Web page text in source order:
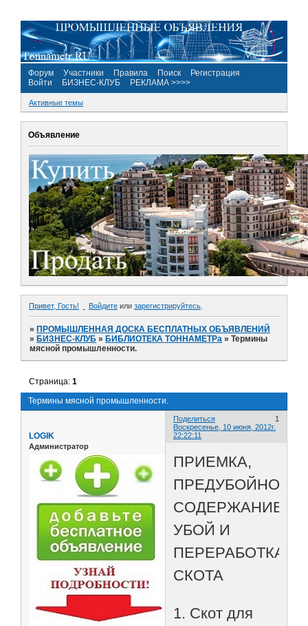
Форум Участники Правила Поиск
Регистрация
Войти
БИЗНЕС-КЛУБ РЕКЛАМА >>>>
Активные темы
Объявление
Привет, Гость! Войдите или зарегистрируйтесь
»ПРОМЫШЛЕННАЯ ДОСКА БЕСПЛАТНЫХ ОБЪЯВЛЕНИЙ
»БИЗНЕС-КЛУБ »БИБЛИОТЕКА ТОННАМЕТРа »Термины
мясной промышленности.
Термины мясной промышленности.
Страница:1
Поделиться
1
Воскресенье, 10 июня, 2012г.
22:22:11
LOGIK
Администратор
ПРИЕМКА,
ПРЕДУБОЙНОЕ
СОДЕРЖАНИЕ,
УБОЙ И
ПЕРЕРАБОТКА
СКОТА
1. Скот для